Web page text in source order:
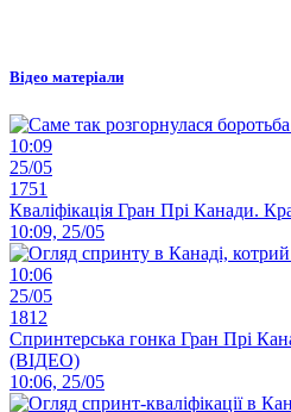
Відео матеріали
10:09
25/05
1751
Кваліфікація Гран Прі Канади.
10:09, 25/05
10:06
25/05
1812
Спринтерська гонка Гран Прі
(ВІДЕО)
10:06, 25/05